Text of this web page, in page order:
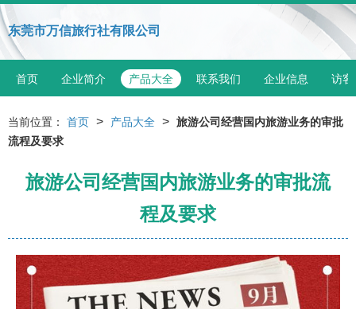
东莞市万信旅行社有限公司
首页 企业简介 产品大全 联系我们 企业信息 访客
当前位置： 首页 > 产品大全 > 旅游公司经营国内旅游业务的审批
流程及要求
旅游公司经营国内旅游业务的审批流
程及要求